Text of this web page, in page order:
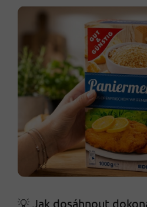
💡 Jak dosáhnout